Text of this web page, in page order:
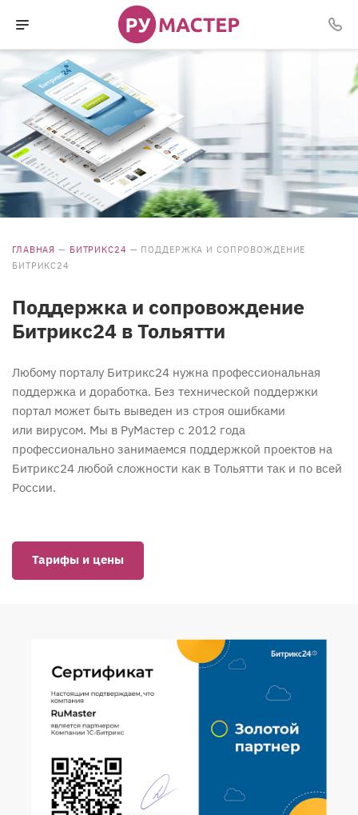
ГЛАВНАЯ — БИТРИКС24 — ПОДДЕРЖКА И СОПРОВОЖДЕНИЕ
БИТРИКС24
Поддержка и сопровождение
Битрикс24 в Тольятти
Любому порталу Битрикс24 нужна профессиональная
поддержка и доработка. Без технической поддержки
портал может быть выведен из строя ошибками
или вирусом. Мы в РуМастер с 2012 года
профессионально занимаемся поддержкой проектов на
Битрикс24 любой сложности как в Тольятти так и по всей
России.
Тарифы и цены